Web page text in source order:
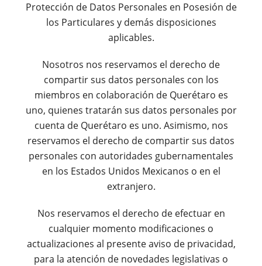
Protección de Datos Personales en Posesión de
los Particulares y demás disposiciones
aplicables.
Nosotros nos reservamos el derecho de
compartir sus datos personales con los
miembros en colaboración de Querétaro es
uno, quienes tratarán sus datos personales por
cuenta de Querétaro es uno. Asimismo, nos
reservamos el derecho de compartir sus datos
personales con autoridades gubernamentales
en los Estados Unidos Mexicanos o en el
extranjero.
Nos reservamos el derecho de efectuar en
cualquier momento modificaciones o
actualizaciones al presente aviso de privacidad,
para la atención de novedades legislativas o